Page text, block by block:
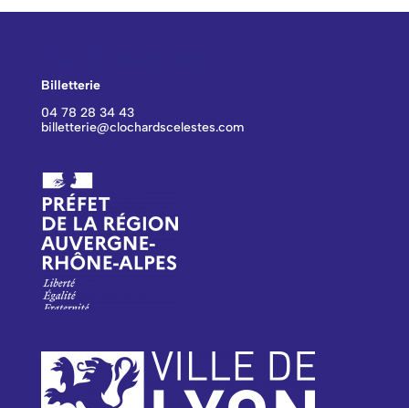
Billetterie
04 78 28 34 43
billetterie@clochardscelestes.com